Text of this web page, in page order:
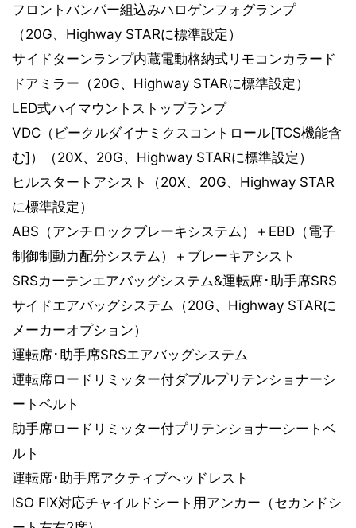
フロントバンパー組込みハロゲンフォグランプ
（20G、Highway STARに標準設定）
サイドターンランプ内蔵電動格納式リモコンカラード
ドアミラー（20G、Highway STARに標準設定）
LED式ハイマウントストップランプ
VDC（ビークルダイナミクスコントロール[TCS機能含
む]）（20X、20G、Highway STARに標準設定）
ヒルスタートアシスト（20X、20G、Highway STAR
に標準設定）
ABS（アンチロックブレーキシステム）＋EBD（電子
制御制動力配分システム）＋ブレーキアシスト
SRSカーテンエアバッグシステム&運転席･助手席SRS
サイドエアバッグシステム（20G、Highway STARに
メーカーオプション）
運転席･助手席SRSエアバッグシステム
運転席ロードリミッター付ダブルプリテンショナーシ
ートベルト
助手席ロードリミッター付プリテンショナーシートベ
ルト
運転席･助手席アクティブヘッドレスト
ISO FIX対応チャイルドシート用アンカー（セカンドシ